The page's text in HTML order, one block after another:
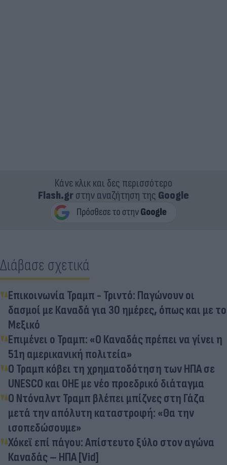
Κάνε κλικ και δες περισσότερο
Flash.grστην αναζήτηση της Google
Διάβασε σχετικά
Επικοινωνία Τραμπ - Τριντό: Παγώνουν οι
δασμοί με Καναδά για 30 ημέρες, όπως και με το
Μεξικό
Επιμένει ο Τραμπ: «Ο Καναδάς πρέπει να γίνει η
51η αμερικανική πολιτεία»
Ο Τραμπ κόβει τη χρηματοδότηση των ΗΠΑ σε
UNESCO και ΟΗΕ με νέο προεδρικό διάταγμα
Ο Ντόναλντ Τραμπ βλέπει μπίζνες στη Γάζα
μετά την απόλυτη καταστροφή: «Θα την
ισοπεδώσουμε»
Χόκεϊ επί πάγου: Απίστευτο ξύλο στον αγώνα
Καναδάς – ΗΠΑ [Vid]